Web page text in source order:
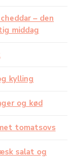
– den
middag
kylling
og kød
tomatsovs
salat og